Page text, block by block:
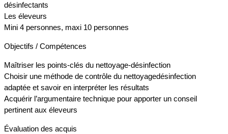
désinfectants
Les éleveurs
Mini 4 personnes, maxi 10 personnes
Objectifs / Compétences
Maîtriser les points-clés du nettoyage-désinfection
Choisir une méthode de contrôle du nettoyagedésinfection
adaptée et savoir en interpréter les résultats
Acquérir l’argumentaire technique pour apporter un conseil
pertinent aux éleveurs
Évaluation des acquis